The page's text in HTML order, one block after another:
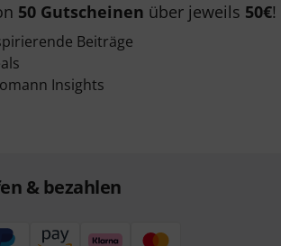
50 Gutscheinen über jeweils 50€!
Beiträge
Insights
& bezahlen